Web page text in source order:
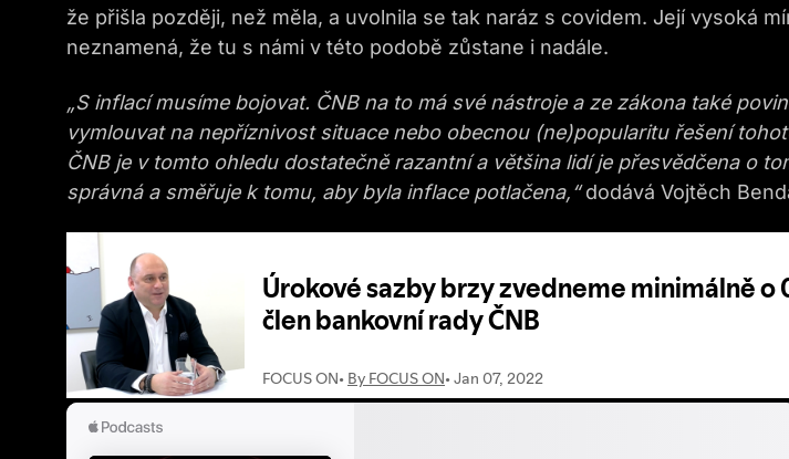
že přišla později, než měla, a uvolnila se tak naráz s covidem. Její vysoká
neznamená, že tu s námi v této podobě zůstane i nadále.
„S inflací musíme bojovat. ČNB na to má své nástroje a ze zákona také
vymlouvat na nepříznivost situace nebo obecnou (ne)popularitu řešení
ČNB je v tomto ohledu dostatečně razantní a většina lidí je přesvědčena o
správná a směřuje k tomu, aby byla inflace potlačena,“dodává Vojtěch